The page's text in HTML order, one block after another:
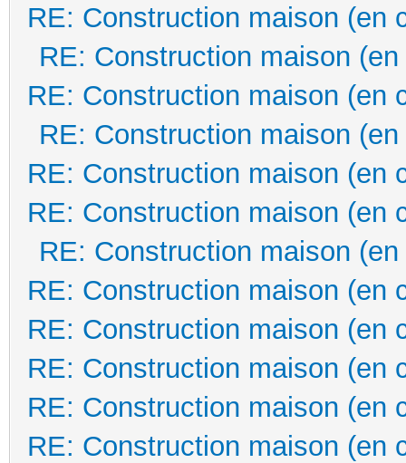
RE: Construction maison (en
RE: Construction maison
RE: Construction maison (en
RE: Construction maison
RE: Construction maison (en
RE: Construction maison (en
RE: Construction maison
RE: Construction maison (en
RE: Construction maison (en
RE: Construction maison (en
RE: Construction maison (en
RE: Construction maison (en